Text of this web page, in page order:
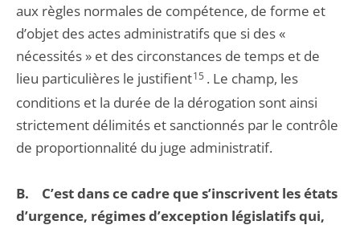
aux règles normales de compétence, de forme et
d’objet des actes administratifs que si des «
nécessités » et des circonstances de temps et de
lieu particulières le justifient15. Le champ, les
conditions et la durée de la dérogation sont ainsi
strictement délimités et sanctionnés par le contrôle
de proportionnalité du juge administratif.
B. C’est dans ce cadre que s’inscrivent les états
d’urgence, régimes d’exception législatifs qui,